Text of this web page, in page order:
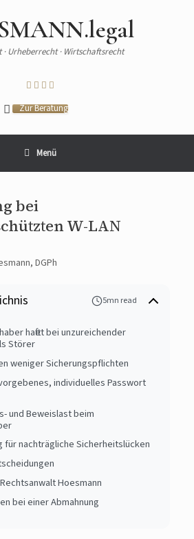
· Urheberrecht · Wirtschaftsrecht
Zur Beratung
Menü
bei
W-LAN
DGPh
5mn read
haftet bei unzureichender
Störer
weniger Sicherungspflichten
individuelles Passwort
und Beweislast beim
für nachträgliche Sicherheitslücken
Hoesmann
bei einer Abmahnung